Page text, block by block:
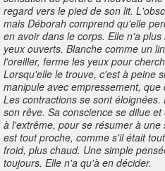
regard vers le pied de son lit.
mais Déborah comprend qu'elle
en avoir dans le corps. Elle n'a
yeux ouverts. Blanche comme un
l'oreiller, ferme les yeux pour
Lorsqu'elle le trouve, c'est à peine
manipule avec empressement, que
Les contractions se sont
son rêve. Sa conscience se dilue
à l'extrême, pour se résumer à
est tout proche, comme s'il était
froid, plus chaud. Une simple
toujours. Elle n'a qu'à en décider.